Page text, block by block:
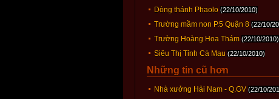
Dòng thánh Phaolo (22/10/2010)
Trường mầm non P.5 Quận 8 (22/10/
Trường Hoàng Hoa Thám (22/10/2010)
Siêu Thị Tỉnh Cà Mau (22/10/2010)
Những tin cũ hơn
Nhà xưởng Hải Nam - Q.GV (22/10/